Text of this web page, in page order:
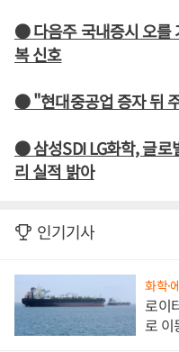
● 다음주 국내증시 오를
복 신호
● "현대중공업 증자 뒤
● 삼성SDI LG화학, 글로
리 실적 밝아
인기기사
화학·
로이
로 이